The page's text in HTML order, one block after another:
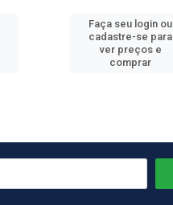
Faça seu login ou
cadastre-se para
ver preços e
comprar